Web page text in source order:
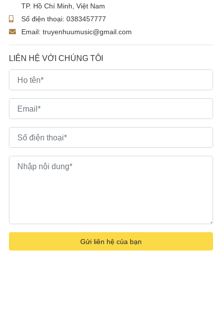
TP. Hồ Chí Minh, Việt Nam
Số điện thoại: 0383457777
Email: truyenhuumusic@gmail.com
LIÊN HỆ VỚI CHÚNG TÔI
Gửi liên hệ của bạn